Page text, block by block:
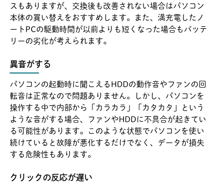
スもありますが、交換後も改善されない場合はパソコン
本体の買い替えをおすすめします。また、満充電したノ
ートPCの駆動時間が以前よりも短くなった場合もバッテ
リーの劣化が考えられます。
異音がする
パソコンの起動時に聞こえるHDDの動作音やファンの回
転音は正常なので問題ありません。しかし、パソコンを
操作する中で内部から「カラカラ」「カタカタ」という
ような音がする場合、ファンやHDDに不具合が起きてい
る可能性があります。このような状態でパソコンを使い
続けていると故障が悪化するだけでなく、データが損失
する危険性もあります。
クリックの反応が遅い